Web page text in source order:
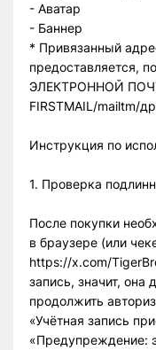
- Аватар
- Баннер
* Привязанный
предоставляется,
ЭЛЕКТРОННОЙ
FIRSTMAIL/mailtm/
Инструкция по
1. Проверка
После покупки
в браузере (или
https://x.com/
запись, значит,
продолжить
«Учётная запись
«Предупреждение: